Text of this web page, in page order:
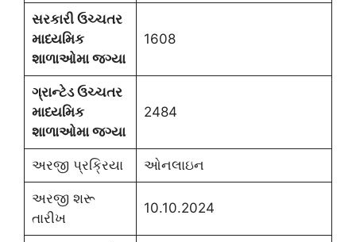
સરકારી ઉચ્ચતર
માધ્યમિક
શાળાઓમા જગ્યા
1608
ગ્રાન્ટેડ ઉચ્ચતર
માધ્યમિક
શાળાઓમા જગ્યા
2484
અરજી પ્રક્રિયા ઓનલાઇન
અરજી શરૂ
તારીખ
10.10.2024